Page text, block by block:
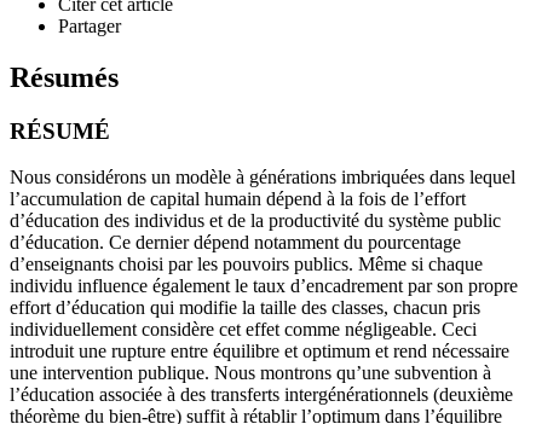
Partager
Résumés
RÉSUMÉ
Nous considérons un modèle à générations imbriquées dans lequel
l’accumulation de capital humain dépend à la fois de l’effort
d’éducation des individus et de la productivité du système public
d’éducation. Ce dernier dépend notamment du pourcentage
d’enseignants choisi par les pouvoirs publics. Même si chaque
individu influence également le taux d’encadrement par son propre
effort d’éducation qui modifie la taille des classes, chacun pris
individuellement considère cet effet comme négligeable. Ceci
introduit une rupture entre équilibre et optimum et rend nécessaire
une intervention publique. Nous montrons qu’une subvention à
l’éducation associée à des transferts intergénérationnels (deuxième
théorème du bien-être) suffit à rétablir l’optimum dans l’équilibre